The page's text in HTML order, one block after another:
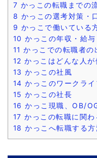
7 かっこの転職までの
8 かっこの選考対策・
9 かっこで働いている
10 かっこの年収・給与
11 かっこでの転職者の
12 かっこはどんな人
13 かっこの社風
14 かっこのワークライ
15 かっこの社長
16 かっこ現職、OB/
17 かっこの転職に関わ
18 かっこへ転職する方